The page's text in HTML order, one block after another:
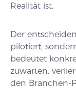
Realität ist.
Der
pilotiert,
bedeutet
zuwarten,
den Branchen-